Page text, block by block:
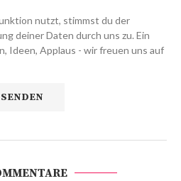
nutzt, stimmst du der
deiner Daten durch uns zu. Ein
Ideen, Applaus - wir freuen uns auf